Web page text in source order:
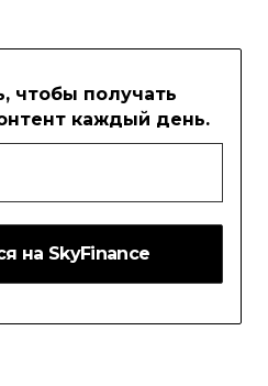
чтобы получать
каждый день.